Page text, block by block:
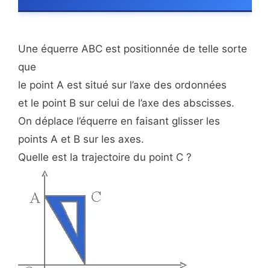
Une équerre ABC est positionnée de telle sorte
que
le point A est situé sur l’axe des ordonnées
et le point B sur celui de l’axe des abscisses.
On déplace l’équerre en faisant glisser les
points A et B sur les axes.
Quelle est la trajectoire du point C ?